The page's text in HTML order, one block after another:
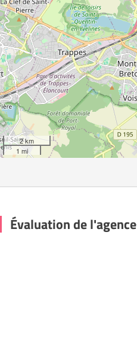
2 km
1 mi
Évaluation de l'agence